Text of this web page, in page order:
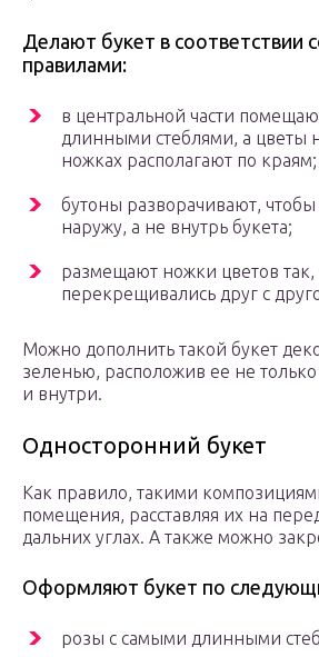
Делают букет в соответствии
правилами:
в центральной части
длинными стеблями, а цветы
ножках располагают по краям;
бутоны разворачивают,
наружу, а не внутрь букета;
размещают ножки цветов
перекрещивались друг с
Можно дополнить такой букет
зеленью, расположив ее не
и внутри.
Односторонний букет
Как правило, такими
помещения, расставляя их на
дальних углах. А также можно
Оформляют букет по
розы с самыми длинными